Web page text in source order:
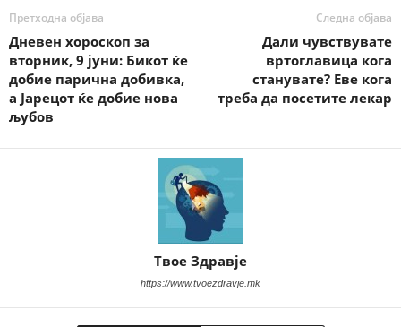
Претходна објава
Дневен хороскоп за
вторник, 9 јуни: Бикот ќе
добие парична добивка,
а Јарецот ќе добие нова
љубов
Следна објава
Дали чувствувате
вртоглавица кога
станувате? Еве кога
треба да посетите лекар
Твое Здравје
https://www.tvoezdravje.mk